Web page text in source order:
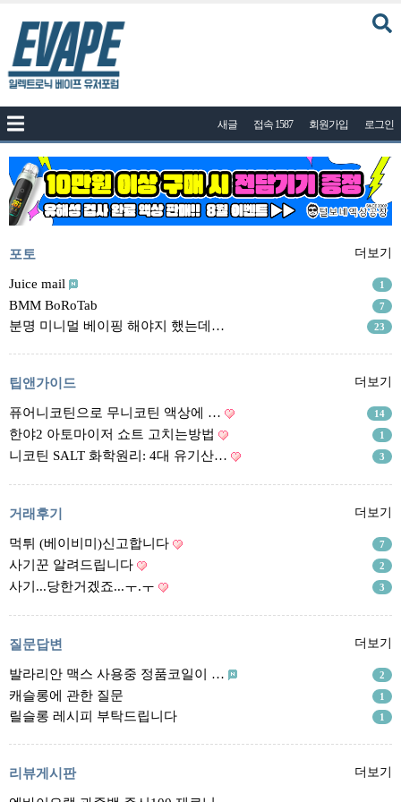
공지사항
나눔이벤트
자유게시판
질문답변
포토
건의게시판
액상
팁앤가이드
레시피계산기
업체
업체게시판
모더게시판
제휴업체
트레이드
판매
구매
거래후기
즐겨찾기
새글 접속 1587 회원가입 로그인
포토 더보기
Juice mail 1
BMM BoRoTab 7
분명 미니멀 베이핑 해야지 했는데… 23
팁앤가이드 더보기
퓨어니코틴으로 무니코틴 액상에 … 14
한야2 아토마이저 쇼트 고치는방법 1
니코틴 SALT 화학원리: 4대 유기산… 3
거래후기 더보기
먹튀 (베이비미)신고합니다 7
사기꾼 알려드립니다 2
사기...당한거겠죠...ㅜ.ㅜ 3
질문답변 더보기
발라리안 맥스 사용중 정품코일이 … 2
캐슬롱에 관한 질문 1
릴슬롱 레시피 부탁드립니다 1
리뷰게시판 더보기